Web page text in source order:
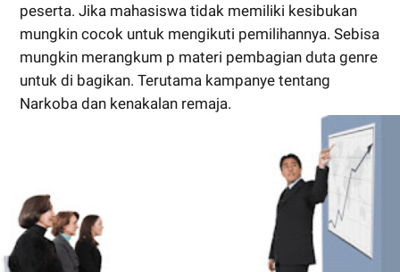
peserta. Jika mahasiswa tidak memiliki kesibukan
mungkin cocok untuk mengikuti pemilihannya. Sebisa
mungkin merangkum p materi pembagian duta genre
untuk di bagikan. Terutama kampanye tentang
Narkoba dan kenakalan remaja.